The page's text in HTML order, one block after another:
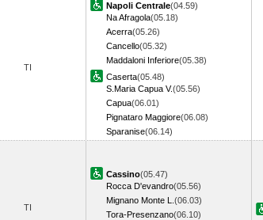
TI
Napoli Centrale(04.59)
Na Afragola(05.18)
Acerra(05.26)
Cancello(05.32)
Maddaloni Inferiore(05.38)
Caserta(05.48)
S.Maria Capua V.(05.56)
Capua(06.01)
Pignataro Maggiore(06.08)
Sparanise(06.14)
TI
Cassino(05.47)
Rocca D'evandro(05.56)
Mignano Monte L. (06.03)
Tora-Presenzano(06.10)